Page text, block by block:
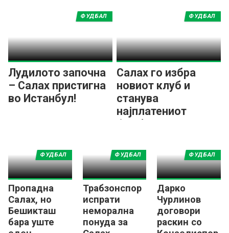
Лудилото започна
– Салах пристигна
во Истанбул!
ФУДБАЛ
Салах го избра
новиот клуб и
станува
најплатениот
фудбалер во
ФУДБАЛ
Пропадна
Салах, но
Бешикташ
бара уште
ФУДБАЛ
Трабзонспор
испрати
неморална
понуда за
ФУДБАЛ
Дарко
Чурлинов
договори
раскин со
ФУДБАЛ